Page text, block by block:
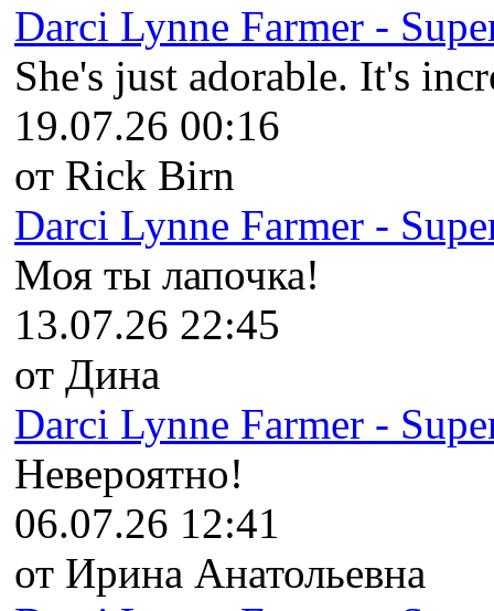
Darci Lynne Farmer -
She's just adorable. It's
19.07.26 00:16
от Rick Birn
Darci Lynne Farmer -
Моя ты лапочка!
13.07.26 22:45
от Дина
Darci Lynne Farmer -
Невероятно!
06.07.26 12:41
от Ирина Анатольевна